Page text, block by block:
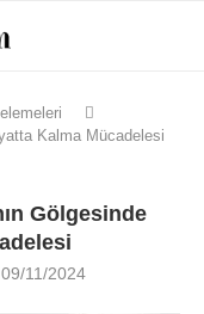
Kalma Mücadelesi
Gölgesinde
09/11/2024